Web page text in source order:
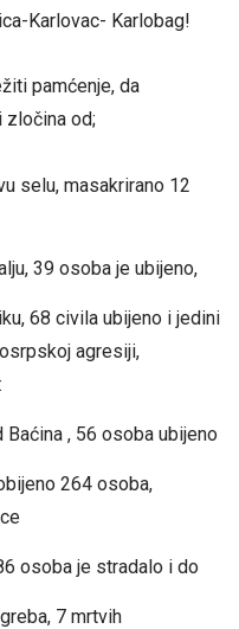
Karlovac- Karlobag!
pamćenje, da
zločina od;
selu, masakrirano 12
39 osoba je ubijeno,
68 civila ubijeno i jedini
agresiji,
, 56 osoba ubijeno
264 osoba,
osoba je stradalo i do
7 mrtvih